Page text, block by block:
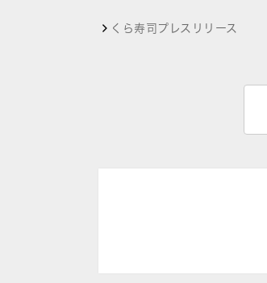
くら寿司プレスリリース